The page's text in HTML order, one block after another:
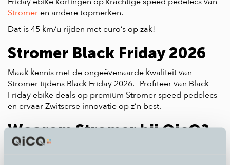
Stromer en andere topmerken.
Dat is 45 km/u rijden met euro’s op zak!
Stromer Black Friday 2026
Maak kennis met de ongeëvenaarde kwaliteit van
Stromer tijdens Black Friday 2026. Profiteer van Black
Friday ebike deals op premium Stromer speed pedelecs
en ervaar Zwitserse innovatie op z’n best.
Waarom Stromer bij QicQ?
• 12 jaar Stromer Concept Store, de specialist in